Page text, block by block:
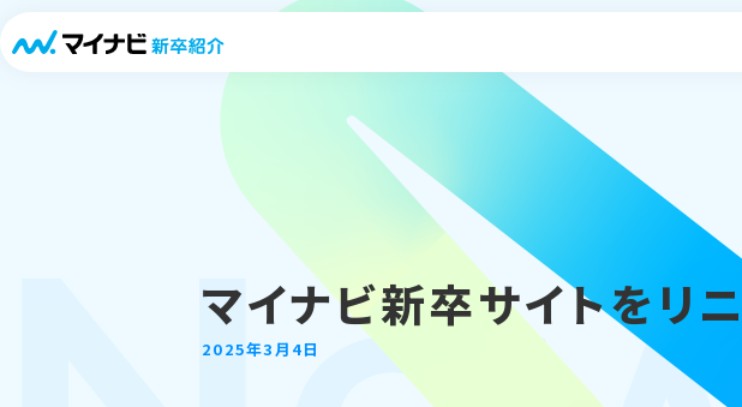
マイナビ新卒サイトをリ
2025年3月4日